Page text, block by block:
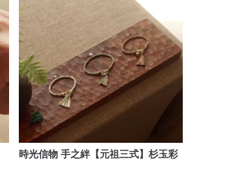
時光信物 手之絆【元祖三式】杉玉彩